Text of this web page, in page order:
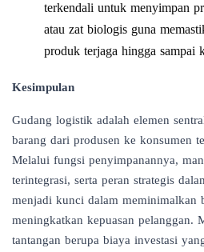
terkendali untuk menyimpan
atau zat biologis guna
produk terjaga hingga sampai
Kesimpulan
Gudang logistik adalah elemen
barang dari produsen ke konsumen
Melalui fungsi penyimpanannya,
terintegrasi, serta peran strategis
menjadi kunci dalam meminimalkan
meningkatkan kepuasan pelanggan.
tantangan berupa biaya investasi